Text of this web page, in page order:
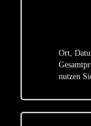
Ort,
nutzen